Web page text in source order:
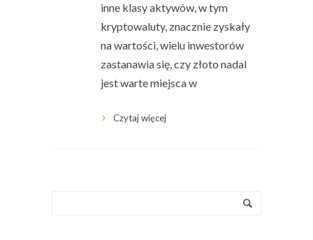
inne klasy aktywów, w tym
kryptowaluty, znacznie zyskały
na wartości, wielu inwestorów
zastanawia się, czy złoto nadal
jest warte miejsca w
Czytaj więcej